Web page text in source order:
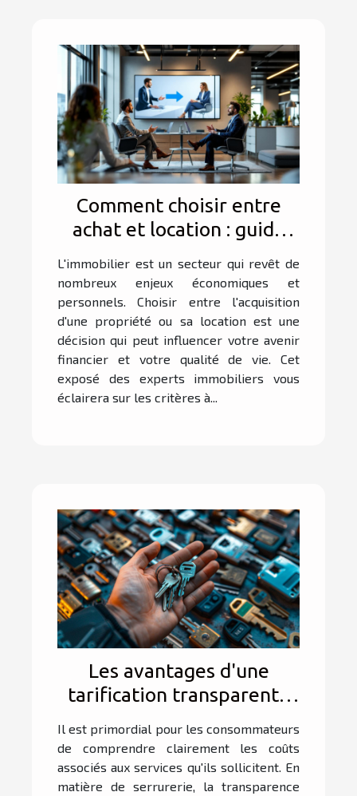
Comment choisir entre
achat et location : guide
L'immobilier est un secteur qui revêt de
nombreux enjeux économiques et
personnels. Choisir entre l'acquisition
d'une propriété ou sa location est une
décision qui peut influencer votre avenir
financier et votre qualité de vie. Cet
exposé des experts immobiliers vous
éclairera sur les critères à...
Les avantages d'une
tarification transparente
Il est primordial pour les consommateurs
de comprendre clairement les coûts
associés aux services qu'ils sollicitent. En
matière de serrurerie, la transparence